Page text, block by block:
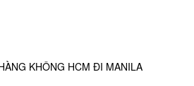
KHÔNG HCM ĐI MANILA